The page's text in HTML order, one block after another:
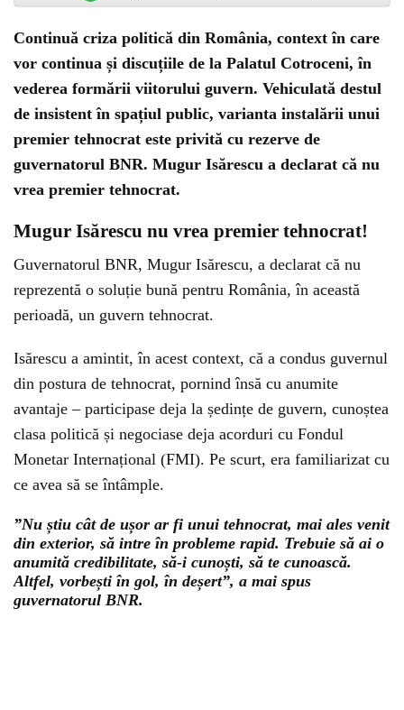
Continuă criza politică din România, context în care
vor continua și discuțiile de la Palatul Cotroceni, în
vederea formării viitorului guvern. Vehiculată destul
de insistent în spațiul public, varianta instalării unui
premier tehnocrat este privită cu rezerve de
guvernatorul BNR. Mugur Isărescu a declarat că nu
vrea premier tehnocrat.
Mugur Isărescu nu vrea premier tehnocrat!
Guvernatorul BNR, Mugur Isărescu, a declarat că nu
reprezentă o soluție bună pentru România, în această
perioadă, un guvern tehnocrat.
Isărescu a amintit, în acest context, că a condus guvernul
din postura de tehnocrat, pornind însă cu anumite
avantaje – participase deja la ședințe de guvern, cunoștea
clasa politică și negociase deja acorduri cu Fondul
Monetar Internațional (FMI). Pe scurt, era familiarizat cu
ce avea să se întâmple.
”Nu știu cât de ușor ar fi unui tehnocrat, mai ales venit
din exterior, să intre în probleme rapid. Trebuie să ai o
anumită credibilitate, să-i cunoști, să te cunoască.
Altfel, vorbești în gol, în deșert”, a mai spus
guvernatorul BNR.